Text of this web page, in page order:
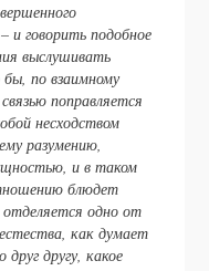
и говорить подобное
выслушивать
по взаимному
поправляется
несходством
разумению,
и в таком
блюдет
отделяется одно от
как думает
другу, какое